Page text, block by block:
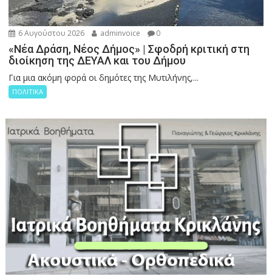
6 Αυγούστου 2026 adminvoice 0
«Νέα Δράση, Νέος Δήμος» | Σφοδρή κριτική στη
διοίκηση της ΔΕΥΑΛ και του Δήμου
Για μια ακόμη φορά οι δημότες της Μυτιλήνης,...
ΠΟΛΙΤΙΚΑ